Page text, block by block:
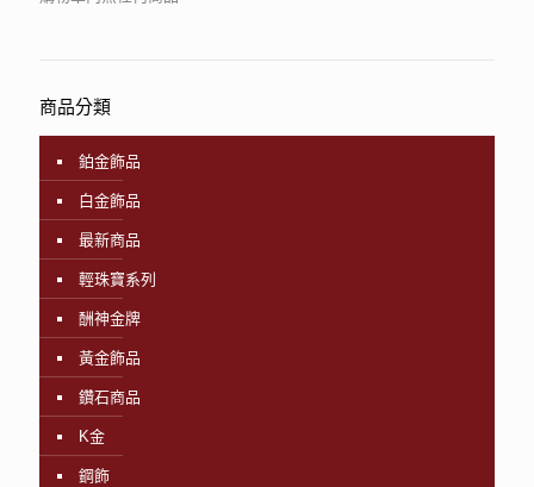
商品分類
鉑金飾品
白金飾品
最新商品
輕珠寶系列
酬神金牌
黃金飾品
鑽石商品
K金
鋼飾